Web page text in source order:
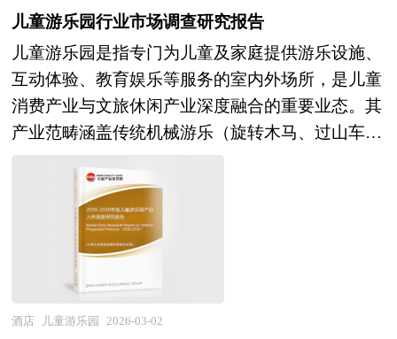
机构等单位准确了解目前精品酒店行业发展动态，
把握企业定位和发展方向不可多得的精品研究报
告。
品。除提供《2026-2030年版产权式酒店行业兼并
重组机会研究及决策咨询报告》外，我们也可以根
据企业具体项目要求专项编写专业定制版，并根据
详细要求合理报价，为企业兼并重组提供全程指引
服务。 1、中研普华作为卖方顾问提供的服务内
容： 并购可行性分析、价值评估咨询、业务诊断
及分析；寻找与推荐策略投资者，就交易结构和交
易方案设计提供专业意见；协助准备信息备忘录和
投资意向书，就投资者的选择和接洽策略提供专业
意见；协调并管理投资者的财务，税务和法律尽职
调查；协助卖方回复投资者尽职调查过程中提出的
问题和要求；协助分析公司的整体价值并制定定价
本市场的逐步完善，中国的资本市场在最近几年呈
现出强劲的增长态势，投资于中国市场的高回报率
使中国成为全球资本关注的战略要地。 本报告由
中研普华咨询公司领衔撰写，在大量周密的市场调
研基础上，主要依据了国家统计局、国家商务部、
投资协会、中国风险投资研究院、深圳创业投资同
业公会、北京创业投资协会、上海创业投资行业协
会、自助餐行业相关协会、中国行业研究网、国内
外相关刊物的基础信息以及各省市相关统计单位等
公布和提供的大量资料。对自助餐行业风险投资现
状、国际化进程与外资进入、融资渠道、如何运作
了这张“蓝图”，区域才能在有规划有计划的基础上
健康发展有赖于当地政府以前瞻性的眼光拟定科学
合理的发展规划，特别是一些战略性新兴产业更需
要地方政府制定切实可行的扶持和培育规划。通过
区域产业规划来确定地方经济发展的产业支撑体
系，为招商工作确定方向和框架。我们针对各大城
市、区县镇等区域的产业发展规划，将围绕“产业
分析→产业定位→产业规划→产业实施”这条主线
来展开。各地由于资源禀赋不同，发展相关产业的
条件也就不同，只有准确的理解区域内产业发展基
础和潜力，才能编制出符合当地实际的产业发展规
划。中研普华拥有完善的调研访谈方案，能够快速
儿童游乐园行业市场调查研究报告
儿童游乐园是指专门为儿童及家庭提供游乐设施、
互动体验、教育娱乐等服务的室内外场所，是儿童
消费产业与文旅休闲产业深度融合的重要业态。其
产业范畴涵盖传统机械游乐（旋转木马、过山车、
网等）、室内主题乐园（软体乐园、职业体验、益
智闯关）、水上乐园、萌宠乐园、科技互动
（VR/AR体验、科学探索）及配套的餐饮零售、派
对服务、教育培训等延伸业态，涉及游乐设备制
造、空间设计、儿童心理学、安全工程、运营管理
等多学科交叉融合，具有安全标准严苛、体验迭代
酒店 儿童游乐园 2026-03-02